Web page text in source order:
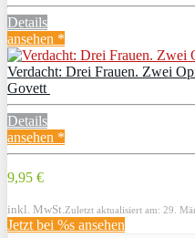
Details
ansehen *
Verdacht: Drei Frauen. Zwei
Govett
Details
ansehen *
9,95 €
inkl. MwSt. Zuletzt aktualisiert am: 29.
Jetzt bei %s ansehen